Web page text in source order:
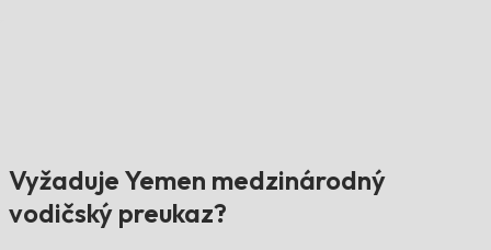
Vyžaduje Yemen medzinárodný
vodičský preukaz?